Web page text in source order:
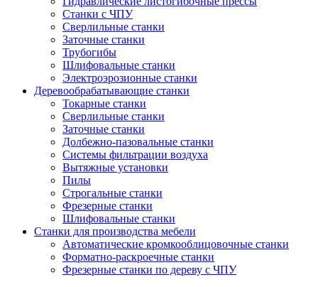
Станки с ЧПУ
Сверлильные станки
Заточные станки
Трубогибы
Шлифовальные станки
Электроэрозионные станки
Деревообрабатывающие станки
Токарные станки
Сверлильные станки
Заточные станки
Долбежно-пазовальные станки
Системы фильтрации воздуха
Вытяжные установки
Пилы
Строгальные станки
Фрезерные станки
Шлифовальные станки
Станки для производства мебели
Автоматические кромкооблицовочные станки
Форматно-раскроечные станки
Фрезерные станки по дереву с ЧПУ